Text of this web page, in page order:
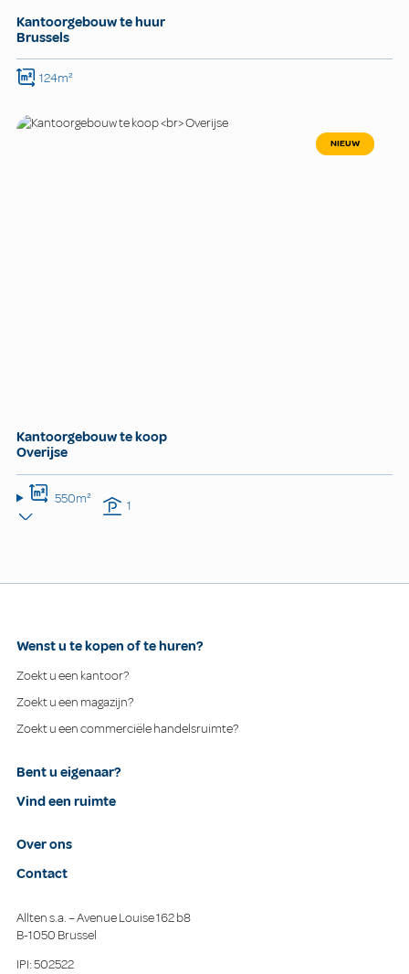
Kantoorgebouw te huur
Brussels
124m²
NIEUW
Kantoorgebouw te koop
Overijse
550m² 1
Wenst u te kopen of te huren?
Zoekt u een kantoor?
Zoekt u een magazijn?
Zoekt u een commerciële handelsruimte?
Bent u eigenaar?
Vind een ruimte
Over ons
Contact
Allten s.a. – Avenue Louise 162 b8
B-1050 Brussel
IPI: 502522